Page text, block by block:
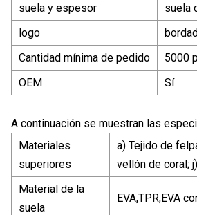
suela y espesor
suela
logo
Cantidad mínima de pedido
5000
OEM
Sí
A continuación se muestran las
Materiales
superiores
a) Tejido de
vellón de coral;
Material de la
suela
EVA,TPR,EVA